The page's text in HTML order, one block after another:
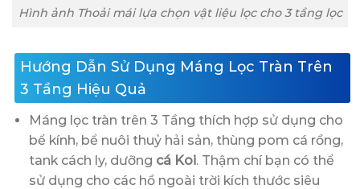
Hình ảnh Thoải mái lựa chọn vật liệu lọc cho 3 tầng lọc
Hướng Dẫn Sử Dụng Máng Lọc Tràn Trên
3 Tầng Hiệu Quả
Máng lọc tràn trên 3 Tầng thích hợp sử dụng cho
bể kính, bể nuôi thuỷ hải sản, thùng pom cá rồng,
tank cách ly, dưỡng cá Koi. Thậm chí bạn có thể
sử dụng cho các hồ ngoài trời kích thước siêu